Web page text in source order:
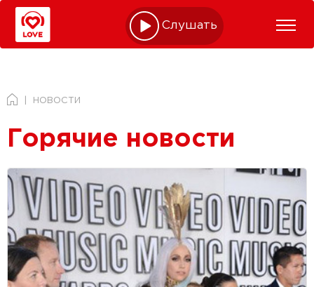
Слушать online
НОВОСТИ
Горячие новости